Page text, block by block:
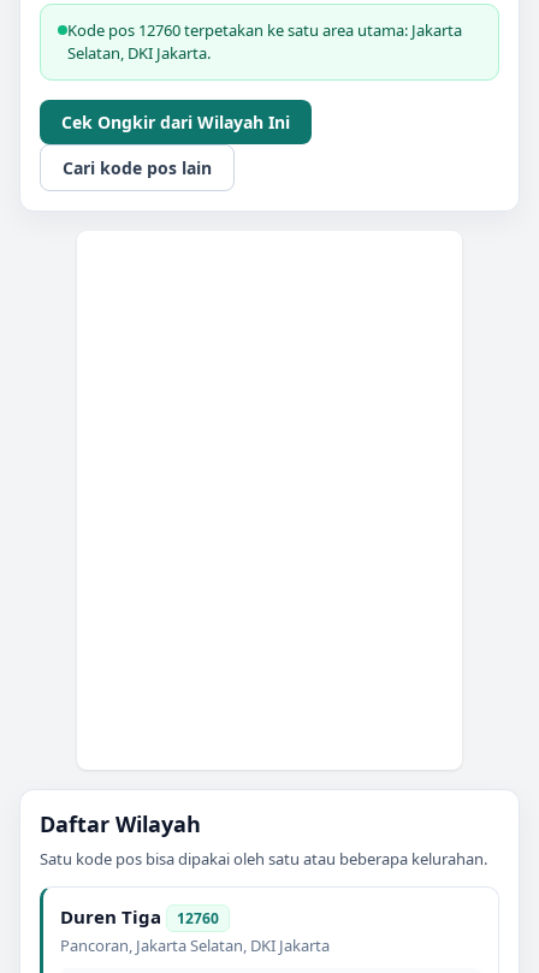
Kode pos 12760 terpetakan ke satu area utama: Jakarta
Selatan, DKI Jakarta.
Cek Ongkir dari Wilayah Ini
Cari kode pos lain
Daftar Wilayah
Satu kode pos bisa dipakai oleh satu atau beberapa kelurahan.
Duren Tiga 12760
Pancoran, Jakarta Selatan, DKI Jakarta